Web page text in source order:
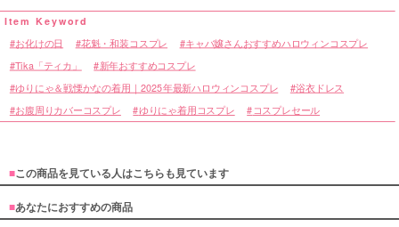
お化けの日 花魁・和装コスプレ キャバ嬢さんおすすめハロウィンコスプレ
Tika「ティカ」 新年おすすめコスプレ
ゆりにゃ＆戦慄かなの着用｜2025年最新ハロウィンコスプレ
浴衣ドレス
お腹周りカバーコスプレ
ゆりにゃ着用コスプレ コスプレセール
■この商品を見ている人はこちらも見ています
■あなたにおすすめの商品